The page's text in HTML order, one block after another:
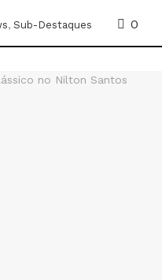
, Sub-Destaques 0